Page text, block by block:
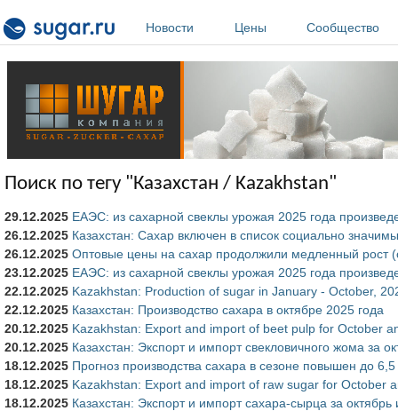
Новости
Цены Сообщество
Поиск по тегу "Казахстан / Kazakhstan"
29.12.2025 ЕАЭС: из сахарной свеклы урожая 2025 года
26.12.2025 Казахстан: Сахар включен в список социально
26.12.2025 Оптовые цены на сахар продолжили медленный рост
23.12.2025 ЕАЭС: из сахарной свеклы урожая 2025 года
22.12.2025 Kazakhstan: Production of sugar in January - October,
22.12.2025 Казахстан: Производство сахара в октябре 2025 года
20.12.2025 Kazakhstan: Export and import of beet pulp for October
20.12.2025 Казахстан: Экспорт и импорт свекловичного жома за
18.12.2025 Прогноз производства сахара в сезоне повышен до
18.12.2025 Kazakhstan: Export and import of raw sugar for October
18.12.2025 Казахстан: Экспорт и импорт сахара-сырца за